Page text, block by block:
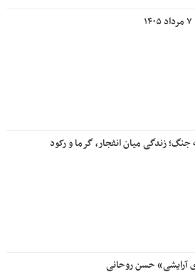
زندگی میان انفجار، گرما و رکود
آرایشی» حسن روحانی